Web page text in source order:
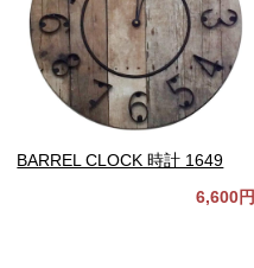
BARREL CLOCK 時計 1649
6,600円